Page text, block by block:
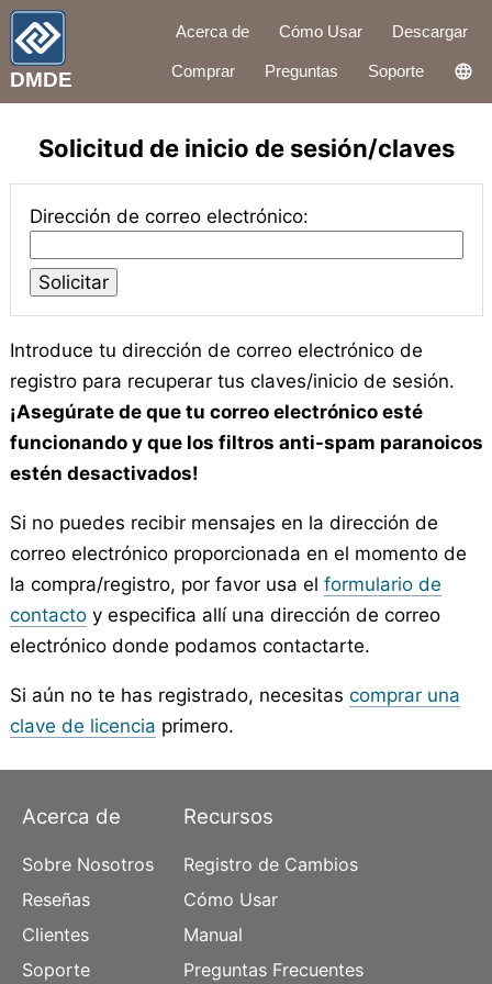
DMDE
Acerca de Cómo Usar Descargar
Comprar Preguntas Soporte
Solicitud de inicio de sesión/claves
Dirección de correo electrónico:
Introduce tu dirección de correo electrónico de
registro para recuperar tus claves/inicio de sesión.
¡Asegúrate de que tu correo electrónico esté
funcionando y que los filtros anti-spam paranoicos
estén desactivados!
Si no puedes recibir mensajes en la dirección de
correo electrónico proporcionada en el momento de
la compra/registro, por favor usa el formulario de
contactoy especifica allí una dirección de correo
electrónico donde podamos contactarte.
Si aún no te has registrado, necesitas comprar una
clave de licencia primero.
Acerca de
Sobre Nosotros
Reseñas
Clientes
Soporte
Recursos
Registro de Cambios
Cómo Usar
Manual
Preguntas Frecuentes